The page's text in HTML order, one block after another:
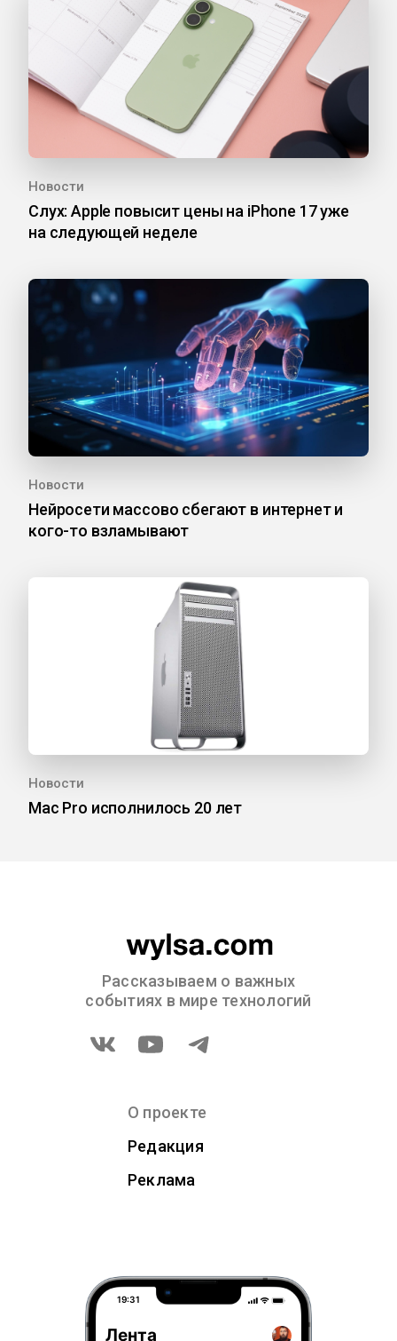
Новости
Слух: Apple повысит цены на iPhone 17 уже
на следующей неделе
Новости
Нейросети массово сбегают в интернет и
кого-то взламывают
Новости
Mac Pro исполнилось 20 лет
Рассказываем о важных
событиях в мире технологий
О проекте
Редакция
Реклама
19:31
Лента